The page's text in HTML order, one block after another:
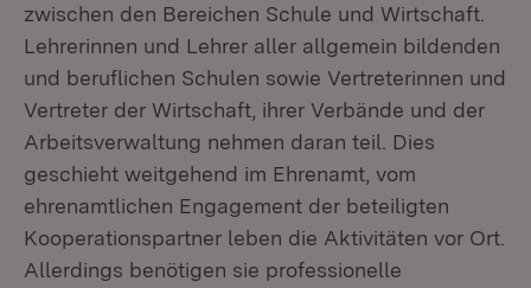
zwischen den Bereichen Schule und Wirtschaft.
Lehrerinnen und Lehrer aller allgemein bildenden
und beruflichen Schulen sowie Vertreterinnen und
Vertreter der Wirtschaft, ihrer Verbände und der
Arbeitsverwaltung nehmen daran teil. Dies
geschieht weitgehend im Ehrenamt, vom
ehrenamtlichen Engagement der beteiligten
Kooperationspartner leben die Aktivitäten vor Ort.
Allerdings benötigen sie professionelle